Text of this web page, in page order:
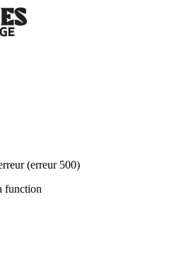
(erreur 500)
function